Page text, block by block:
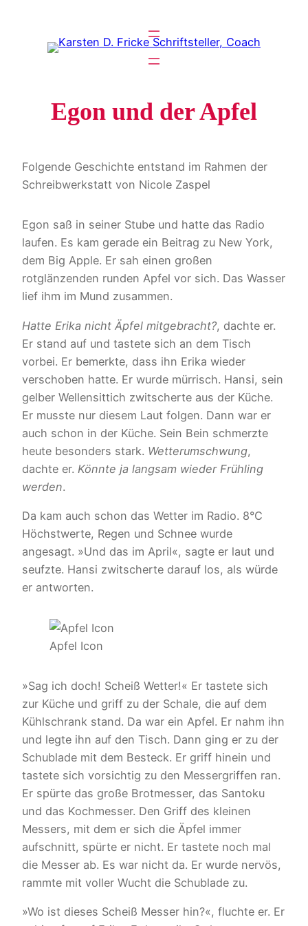
springen
Egon und der Apfel
Folgende Geschichte entstand im Rahmen der
Schreibwerkstatt von Nicole Zaspel
Egon saß in seiner Stube und hatte das Radio
laufen. Es kam gerade ein Beitrag zu New York,
dem Big Apple. Er sah einen großen
rotglänzenden runden Apfel vor sich. Das Wasser
lief ihm im Mund zusammen.
Hatte Erika nicht Äpfel mitgebracht?, dachte er.
Er stand auf und tastete sich an dem Tisch
vorbei. Er bemerkte, dass ihn Erika wieder
verschoben hatte. Er wurde mürrisch. Hansi, sein
gelber Wellensittich zwitscherte aus der Küche.
Er musste nur diesem Laut folgen. Dann war er
auch schon in der Küche. Sein Bein schmerzte
heute besonders stark. Wetterumschwung,
dachte er. Könnte ja langsam wieder Frühling
werden.
Da kam auch schon das Wetter im Radio. 8°C
Höchstwerte, Regen und Schnee wurde
angesagt. »Und das im April«, sagte er laut und
seufzte. Hansi zwitscherte darauf los, als würde
er antworten.
Apfel Icon
»Sag ich doch! Scheiß Wetter!« Er tastete sich
zur Küche und griff zu der Schale, die auf dem
Kühlschrank stand. Da war ein Apfel. Er nahm ihn
und legte ihn auf den Tisch. Dann ging er zu der
Schublade mit dem Besteck. Er griff hinein und
tastete sich vorsichtig zu den Messergriffen ran.
Er spürte das große Brotmesser, das Santoku
und das Kochmesser. Den Griff des kleinen
Messers, mit dem er sich die Äpfel immer
aufschnitt, spürte er nicht. Er tastete noch mal
die Messer ab. Es war nicht da. Er wurde nervös,
rammte mit voller Wucht die Schublade zu.
»Wo ist dieses Scheiß Messer hin?«, fluchte er. Er